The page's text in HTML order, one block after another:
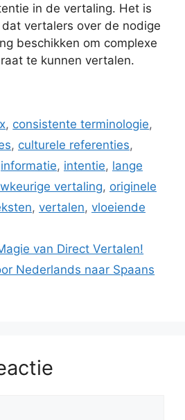
in de vertaling. Het is
vertalers over de nodige
beschikken om complexe
te kunnen vertalen.
, consistente terminologie,
, culturele referenties,
informatie, intentie, lange
vertaling, originele
, vertalen, vloeiende
van Direct Vertalen!
Nederlands naar Spaans